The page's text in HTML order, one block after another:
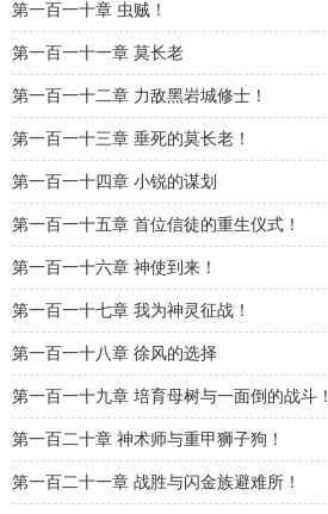
第一百一十章 虫贼！
第一百一十一章 莫长老
第一百一十二章 力敌黑岩城修士！
第一百一十三章 垂死的莫长老！
第一百一十四章 小锐的谋划
第一百一十五章 首位信徒的重生仪式！
第一百一十六章 神使到来！
第一百一十七章 我为神灵征战！
第一百一十八章 徐风的选择
第一百一十九章 培育母树与一面倒的战斗！
第一百二十章 神术师与重甲狮子狗！
第一百二十一章 战胜与闪金族避难所！